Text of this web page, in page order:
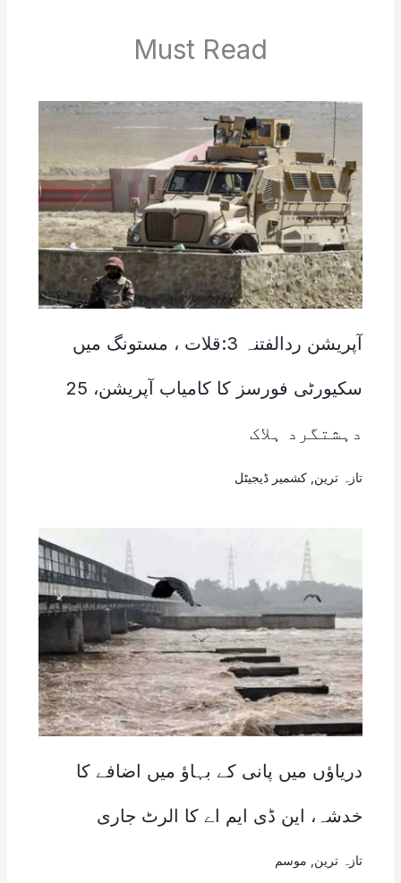
Must Read
آپریشن ردالفتنہ 3:قلات ، مستونگ میں
سکیورٹی فورسز کا کامیاب آپریشن، 25
دہشتگرد ہلاک
تازہ ترین کشمیر ڈیجیٹل
دریاؤں میں پانی کے بہاؤ میں اضافے کا
خدشہ، این ڈی ایم اے کا الرٹ جاری
تازہ ترین موسم